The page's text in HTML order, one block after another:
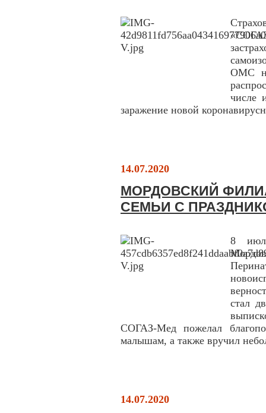
ОМС
числе
заражение новой
14.07.2020
МОРДОВСКИЙ
СЕМЬИ С
8
стал
СОГАЗ-Мед пожелал
малышам, а также вручил
14.07.2020